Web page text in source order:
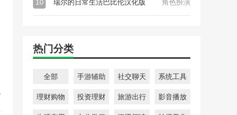
10 瑞尔的日常生活巴比伦汉化版 角色扮演
热门分类
全部 手游辅助 社交聊天 系统工具
理财购物 投资理财 旅游出行 影音播放